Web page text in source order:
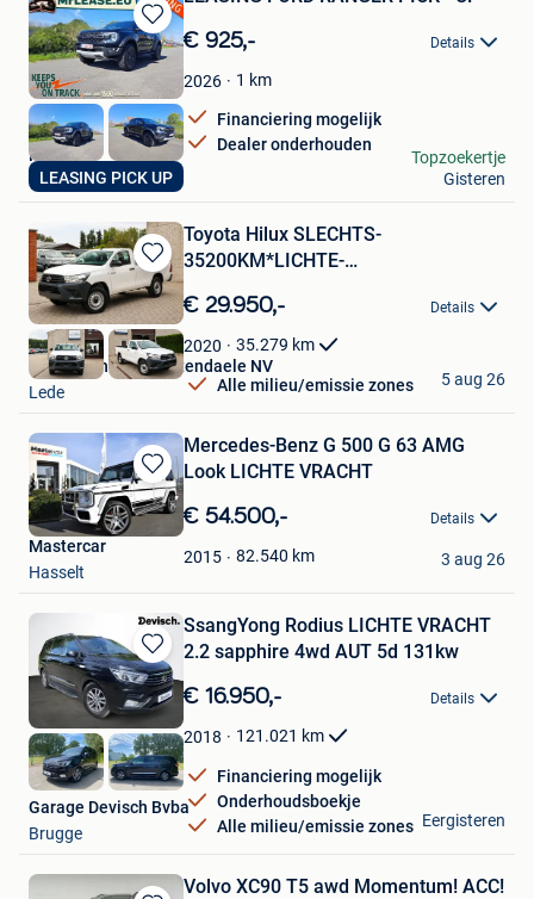
Bewaren
in
Mijn
Favorieten
LEASING PICK UP
€ 925,- Details
2026 1 km
Financiering mogelijk
Dealer onderhouden
MrLease
Hooglede
Topzoekertje
Gisteren
Bewaren
in
Mijn
Favorieten
Toyota Hilux SLECHTS-
35200KM*LICHTE-
€ 29.950,- Details
2020 35.279 km
Alle milieu/emissie zones
Garage Thomas Uyttendaele NV
Lede
5 aug 26
Bewaren
in
Mijn
Favorieten
Mercedes-Benz G 500 G 63 AMG
Look LICHTE VRACHT
€ 54.500,- Details
2015 82.540 km
Mastercar
Hasselt
3 aug 26
Bewaren
in
Mijn
Favorieten
SsangYong Rodius LICHTE VRACHT
2.2 sapphire 4wd AUT 5d 131kw
€ 16.950,- Details
2018 121.021 km
Financiering mogelijk
Onderhoudsboekje
Alle milieu/emissie zones
Garage Devisch Bvba
Brugge
Eergisteren
Volvo XC90 T5 awd Momentum! ACC!